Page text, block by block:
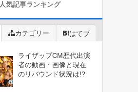
人気記事ランキング
カテゴリー はてブ
ライザップCM歴代出演
者の動画・画像と現在
のリバウンド状況は!?